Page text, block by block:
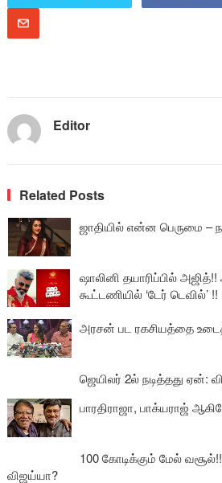
Editor
Related Posts
ஜாதியில் என்ன பெருமை –
ஷாலினி தயாரிப்பில்
கூட்டணியில் ‘டேர் டெவில்’ !!
அரசன் பட ரகசியத்தை
ஜெயிலர் 2ல் நடித்தது ஏன்:
பாரதிராஜா, பாக்யராஜ்
100 கோடிக்கும் மேல்
விஜய்யா?